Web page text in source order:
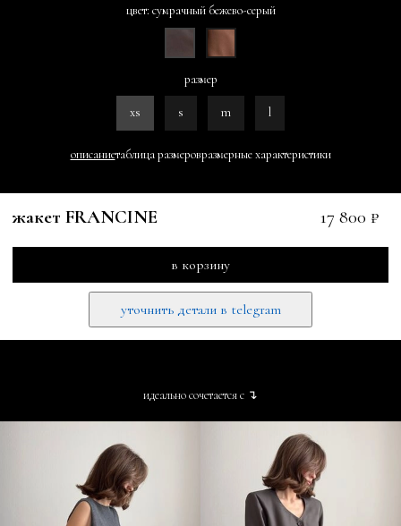
цвет: сумрачный бежево-серый
размер
xs s m l
описаниетаблица размеровразмерные характеристики
жакет FRANCINE 17 800 ₽
в корзину
уточнить детали в telegram
идеально сочетается с ↴